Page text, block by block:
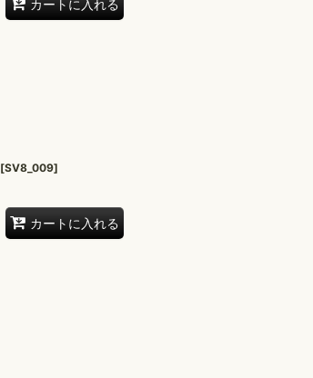
カートに入れる
[SV8_009]
カートに入れる